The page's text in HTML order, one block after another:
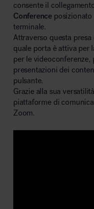
consente il
Conference posizionato
terminale.
Attraverso questa
quale porta è attiva per
per le videoconferenze,
presentazioni dei
pulsante.
Grazie alla sua
piattaforme di
Zoom.